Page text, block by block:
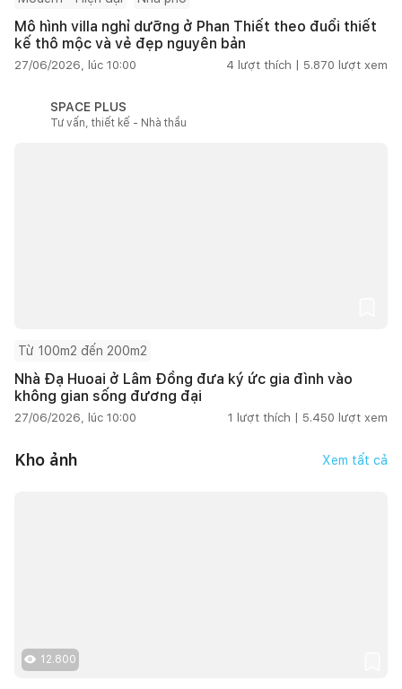
Mô hình villa nghỉ dưỡng ở Phan Thiết theo đuổi thiết
kế thô mộc và vẻ đẹp nguyên bản
27/06/2026, lúc 10:00 4 lượt thích | 5.870 lượt xem
SPACE PLUS
Tư vấn, thiết kế - Nhà thầu
Từ 100m2 đến 200m2
Nhà Đạ Huoai ở Lâm Đồng đưa ký ức gia đình vào
không gian sống đương đại
27/06/2026, lúc 10:00 1 lượt thích | 5.450 lượt xem
Kho ảnh Xem tất cả
12.800